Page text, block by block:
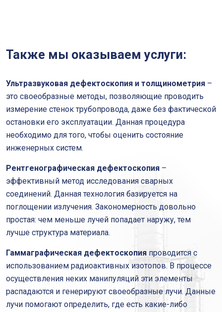
Также мы оказываем услуги:
Ультразвуковая дефектоскопия и толщинометрия –
это своеобразные методы, позволяющие проводить
измерение стенок трубопровода, даже без фактической
остановки его эксплуатации. Данная процедура
необходимо для того, чтобы оценить состояние
инженерных систем.
Рентгенографическая дефектоскопия –
эффективный метод исследования сварных
соединений. Данная технология базируется на
поглощении излучения. Закономерность довольно
простая: чем меньше лучей попадает наружу, тем
лучше структура материала.
Гаммаграфическая дефектоскопия проводится с
использованием радиоактивных изотопов. В процессе
осуществления неких манипуляций эти элементы
распадаются и генерируют своеобразные лучи. Данные
лучи помогают определить, где есть какие-либо